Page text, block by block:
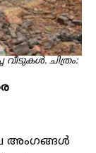
വീടുകൾ. ചിത്രം:
അംഗങ്ങൾ